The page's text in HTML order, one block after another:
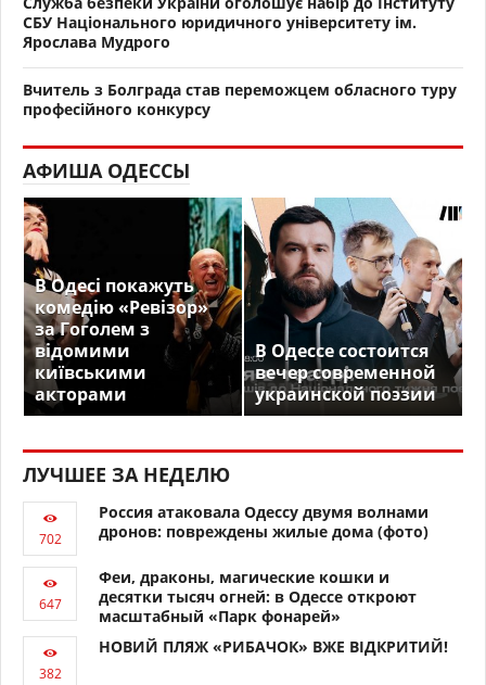
СБУ Національного юридичного університету ім.
Ярослава Мудрого
Вчитель з Болграда став переможцем обласного туру
професійного конкурсу
АФИША ОДЕССЫ
В Одесі покажуть
комедію «Ревізор»
за Гоголем з
відомими
київськими
акторами
В Одессе состоится
вечер современной
украинской поэзии
ЛУЧШЕЕ ЗА НЕДЕЛЮ
Россия атаковала Одессу двумя волнами
дронов: повреждены жилые дома (фото)
Феи, драконы, магические кошки и
десятки тысяч огней: в Одессе откроют
масштабный «Парк фонарей»
НОВИЙ ПЛЯЖ «РИБАЧОК» ВЖЕ ВІДКРИТИЙ!